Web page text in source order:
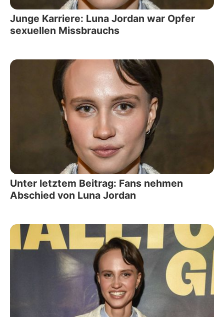
Junge Karriere: Luna Jordan war Opfer
sexuellen Missbrauchs
Unter letztem Beitrag: Fans nehmen
Abschied von Luna Jordan